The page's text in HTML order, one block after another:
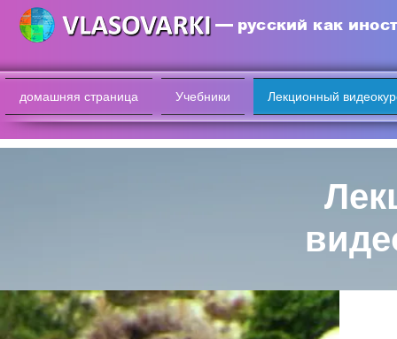
русский как
домашняя страница Учебники Лекционный